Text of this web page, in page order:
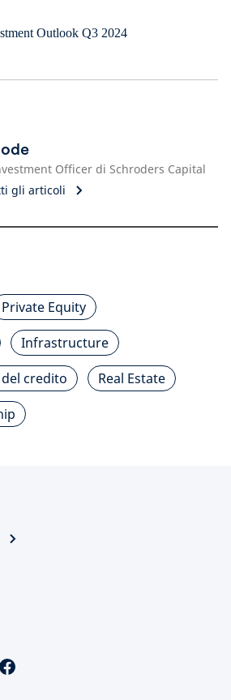
Officer di Schroders Capital
gli articoli
Private Equity
Infrastructure
credito
Real Estate